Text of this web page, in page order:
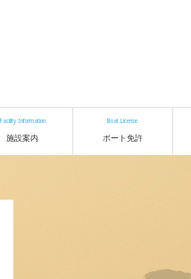
Facility Information
施設案内
Boat License
ボート免許